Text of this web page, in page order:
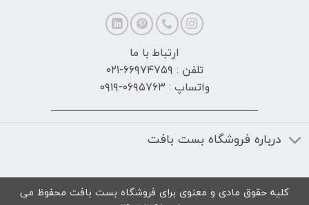
ارتباط با ما
تلفن : ۶۶۹۷۴۷۵۹-۰۲۱
واتساپ : ۰۶۹۵۷۶۳-۰۹۱۹
درباره فروشگاه بست بافت
کلیه حقوق مادی و معنوی برای فروشگاه بست بافت محفوظ می